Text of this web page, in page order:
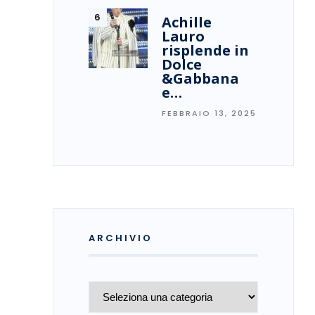
Achille
Lauro
risplende in
Dolce
&Gabbana
e…
FEBBRAIO 13, 2025
ARCHIVIO
Archivio